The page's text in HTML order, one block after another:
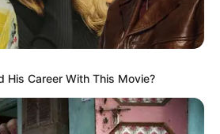
แท้จริง คุณและคนรักจำเป็นที่จะ
หากคู่รักที่เกิดในปีพิฆาตก็มีแนว
าบรื่น มีเรื่องที่ต้องให้มีการเลิกรา
จึงนำข้อมูลปีเกิด
พงศ์ มาบอกกันครับ
His Career With This Movie?